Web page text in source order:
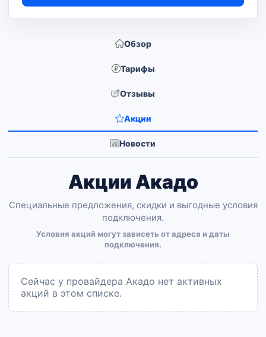
Обзор
Тарифы
Отзывы
Акции
Новости
Акции Акадо
Специальные предложения, скидки и выгодные условия
подключения.
Условия акций могут зависеть от адреса и даты
подключения.
Сейчас у провайдера Акадо нет активных
акций в этом списке.